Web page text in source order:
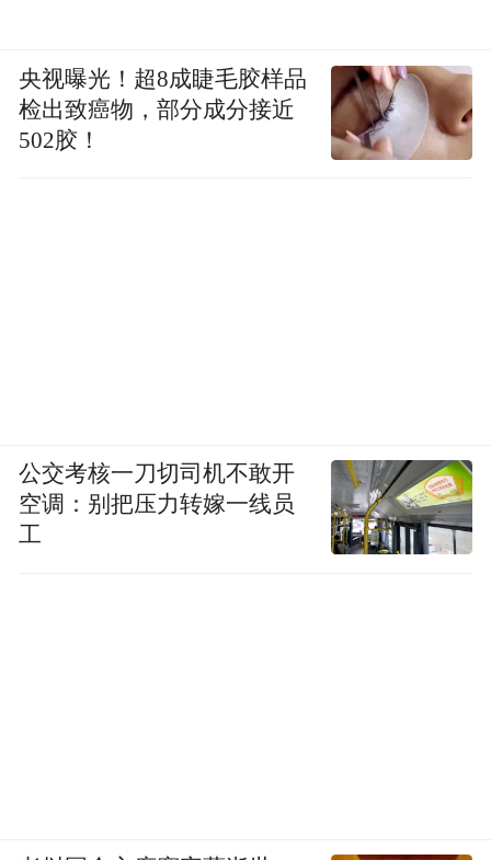
央视曝光！超8成睫毛胶样品
检出致癌物，部分成分接近
502胶！
公交考核一刀切司机不敢开
空调：别把压力转嫁一线员
工